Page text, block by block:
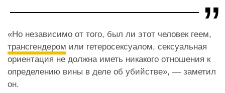
«Но независимо от того, был ли этот человек геем,
трансгендером или гетеросексуалом, сексуальная
ориентация не должна иметь никакого отношения к
определению вины в деле об убийстве», — заметил
он.